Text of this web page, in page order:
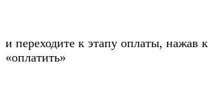
и переходите к этапу оплаты, нажав
«оплатить»